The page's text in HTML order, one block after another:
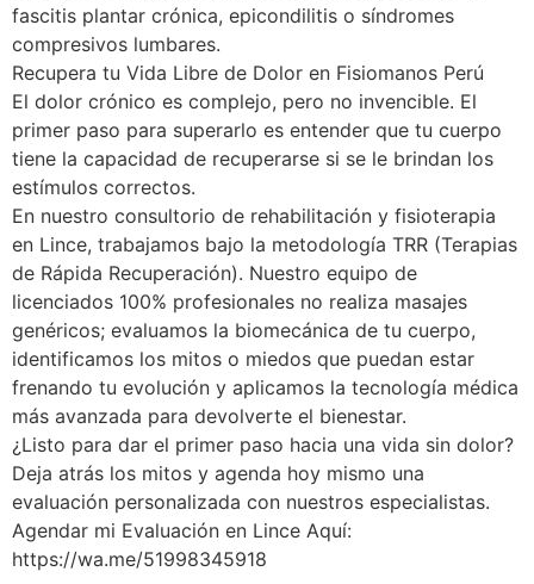
fascitis plantar crónica, epicondilitis o síndromes
compresivos lumbares.
Recupera tu Vida Libre de Dolor en Fisiomanos Perú
El dolor crónico es complejo, pero no invencible. El
primer paso para superarlo es entender que tu cuerpo
tiene la capacidad de recuperarse si se le brindan los
estímulos correctos.
En nuestro consultorio de rehabilitación y fisioterapia
en Lince, trabajamos bajo la metodología TRR (Terapias
de Rápida Recuperación). Nuestro equipo de
licenciados 100% profesionales no realiza masajes
genéricos; evaluamos la biomecánica de tu cuerpo,
identificamos los mitos o miedos que puedan estar
frenando tu evolución y aplicamos la tecnología médica
más avanzada para devolverte el bienestar.
¿Listo para dar el primer paso hacia una vida sin dolor?
Deja atrás los mitos y agenda hoy mismo una
evaluación personalizada con nuestros especialistas.
Agendar mi Evaluación en Lince Aquí:
https://wa.me/51998345918